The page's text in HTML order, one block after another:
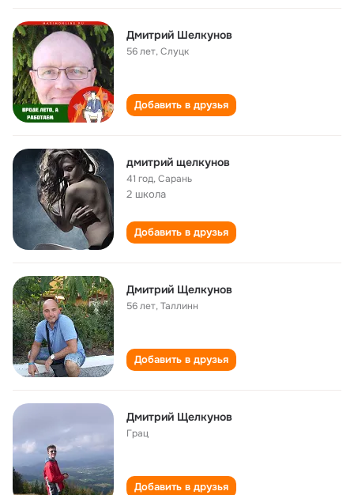
Дмитрий Шелкунов
56 лет,Слуцк
Добавить в друзья
дмитрий щелкунов
41 год,Сарань
2 школа
Добавить в друзья
Дмитрий Щелкунов
56 лет,Таллинн
Добавить в друзья
Дмитрий Щелкунов
Грац
Добавить в друзья